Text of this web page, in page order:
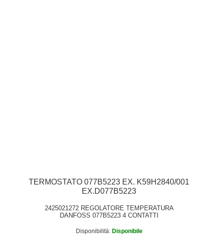
TERMOSTATO 077B5223 EX. K59H2840/001
EX.D077B5223
2425021272 REGOLATORE TEMPERATURA
DANFOSS 077B5223 4 CONTATTI
Disponibilità: Disponibile